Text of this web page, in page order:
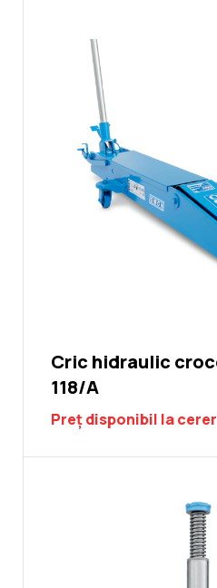
Cric hidraulic
118/A
Preț disponibil la